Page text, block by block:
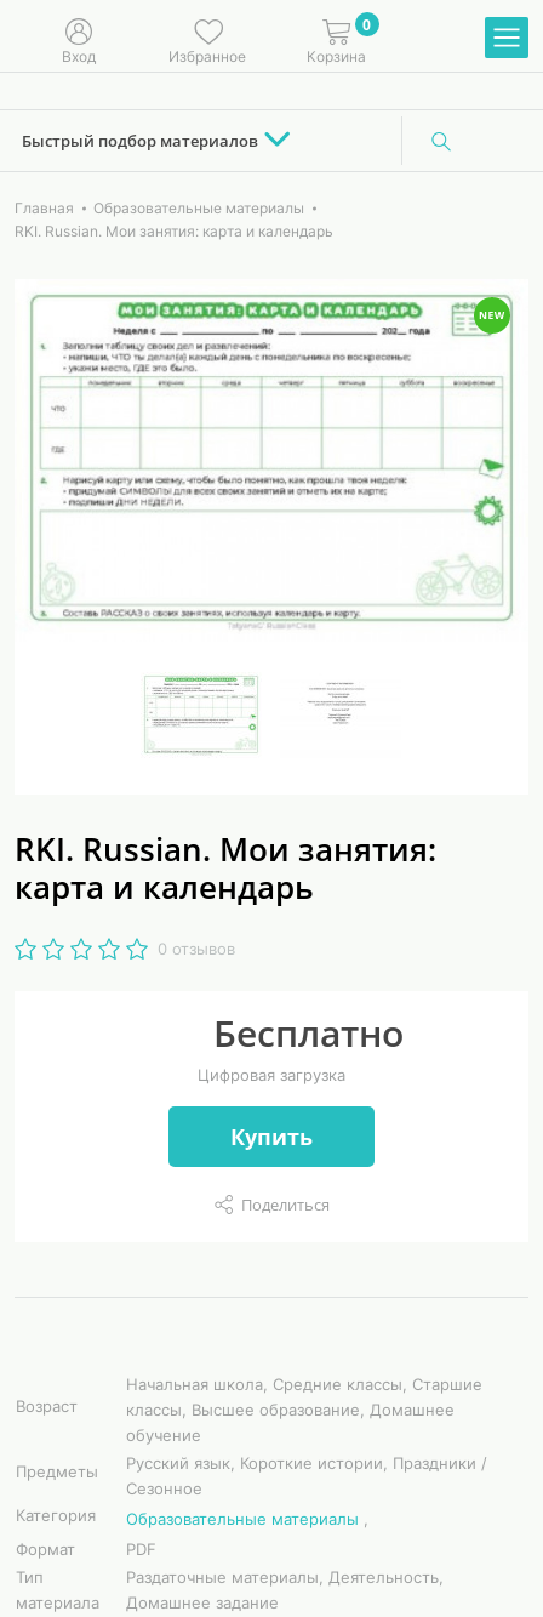
Вход Избранное
0
Корзина
Быстрый подбор материалов
Главная
Образовательные материалы
RKI. Russian. Мои занятия: карта и календарь
RKI. Russian. Мои занятия:
карта и календарь
0 отзывов
Бесплатно
Цифровая загрузка
Купить
Поделиться
Возраст
Начальная школа, Средние классы, Старшие
классы, Высшее образование, Домашнее
обучение
Предметы
Русский язык, Короткие истории, Праздники /
Сезонное
Категория
Образовательные материалы ,
Формат
PDF
Тип
материала
Раздаточные материалы, Деятельность,
Домашнее задание